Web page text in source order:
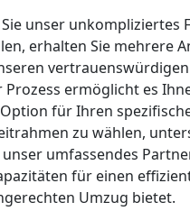
unser unkompliziertes
erhalten Sie mehrere
vertrauenswürdigen
Prozess ermöglicht es
für Ihren
zu wählen,
umfassendes
für einen
Umzug bietet.